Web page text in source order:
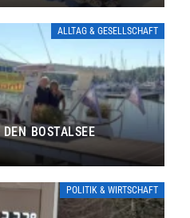
ALLTAG & GESELLSCHAFT
BOSTALSEE
POLITIK & WIRTSCHAFT